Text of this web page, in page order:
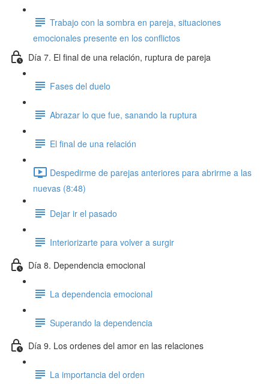
Trabajo con la sombra en pareja, situaciones
emocionales presente en los conflictos
Día 7. El final de una relación, ruptura de pareja
Fases del duelo
Abrazar lo que fue, sanando la ruptura
El final de una relación
Despedirme de parejas anteriores para abrirme a las
nuevas (8:48)
Dejar ir el pasado
Interiorizarte para volver a surgir
Día 8. Dependencia emocional
La dependencia emocional
Superando la dependencia
Día 9. Los ordenes del amor en las relaciones
La importancia del orden